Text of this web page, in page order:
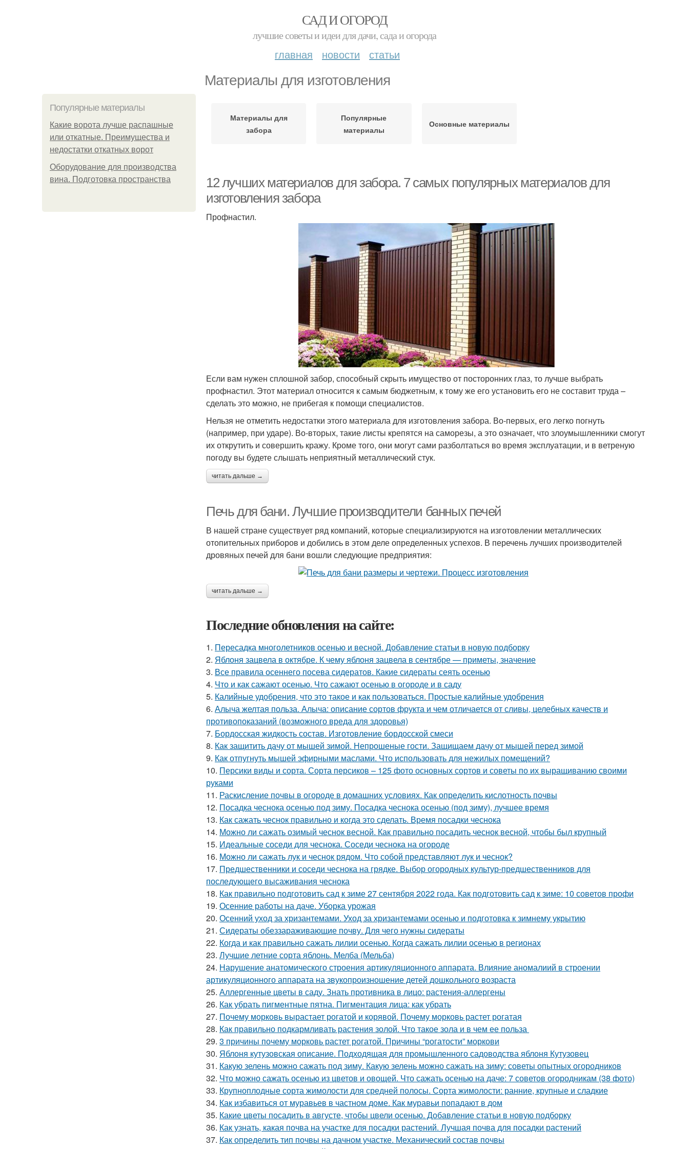
САД И ОГОРОД
лучшие советы и идеи для дачи, сада и огорода
главная новости статьи
Материалы для изготовления
Популярные материалы
Какие ворота лучше распашные
или откатные. Преимущества и
недостатки откатных ворот
Оборудование для производства
вина. Подготовка пространства
Материалы для
забора
Популярные
материалы
Основные материалы
12 лучших материалов для забора. 7 самых популярных материалов для
изготовления забора
Профнастил.
Если вам нужен сплошной забор, способный скрыть имущество от посторонних глаз, то лучше выбрать
профнастил. Этот материал относится к самым бюджетным, к тому же его установить его не составит труда –
сделать это можно, не прибегая к помощи специалистов.
Нельзя не отметить недостатки этого материала для изготовления забора. Во-первых, его легко погнуть
(например, при ударе). Во-вторых, такие листы крепятся на саморезы, а это означает, что злоумышленники смогут
их открутить и совершить кражу. Кроме того, они могут сами разболтаться во время эксплуатации, и в ветреную
погоду вы будете слышать неприятный металлический стук.
читать дальше →
Печь для бани. Лучшие производители банных печей
В нашей стране существует ряд компаний, которые специализируются на изготовлении металлических
отопительных приборов и добились в этом деле определенных успехов. В перечень лучших производителей
дровяных печей для бани вошли следующие предприятия:
читать дальше →
Последние обновления на сайте:
1. Пересадка многолетников осенью и весной. Добавление статьи в новую подборку
2. Яблоня зацвела в октябре. К чему яблоня зацвела в сентябре — приметы, значение
3. Все правила осеннего посева сидератов. Какие сидераты сеять осенью
4. Что и как сажают осенью. Что сажают осенью в огороде и в саду
5. Калийные удобрения, что это такое и как пользоваться. Простые калийные удобрения
6. Алыча желтая польза. Алыча: описание сортов фрукта и чем отличается от сливы, целебных качеств и
противопоказаний (возможного вреда для здоровья)
7. Бордосская жидкость состав. Изготовление бордосской смеси
8. Как защитить дачу от мышей зимой. Непрошеные гости. Защищаем дачу от мышей перед зимой
9. Как отпугнуть мышей эфирными маслами. Что использовать для нежилых помещений?
10. Персики виды и сорта. Сорта персиков – 125 фото основных сортов и советы по их выращиванию своими
руками
11. Раскисление почвы в огороде в домашних условиях. Как определить кислотность почвы
12. Посадка чеснока осенью под зиму. Посадка чеснока осенью (под зиму), лучшее время
13. Как сажать чеснок правильно и когда это сделать. Время посадки чеснока
14. Можно ли сажать озимый чеснок весной. Как правильно посадить чеснок весной, чтобы был крупный
15. Идеальные соседи для чеснока. Соседи чеснока на огороде
16. Можно ли сажать лук и чеснок рядом. Что собой представляют лук и чеснок?
17. Предшественники и соседи чеснока на грядке. Выбор огородных культур-предшественников для
последующего высаживания чеснока
18. Как правильно подготовить сад к зиме 27 сентября 2022 года. Как подготовить сад к зиме: 10 советов профи
19. Осенние работы на даче. Уборка урожая
20. Осенний уход за хризантемами. Уход за хризантемами осенью и подготовка к зимнему укрытию
21. Сидераты обеззараживающие почву. Для чего нужны сидераты
22. Когда и как правильно сажать лилии осенью. Когда сажать лилии осенью в регионах
23. Лучшие летние сорта яблонь. Мелба (Мельба)
24. Нарушение анатомического строения артикуляционного аппарата. Влияние аномалиий в строении
артикуляционного аппарата на звукопроизношение детей дошкольного возраста
25. Аллергенные цветы в саду. Знать противника в лицо: растения-аллергены
26. Как убрать пигментные пятна. Пигментация лица: как убрать
27. Почему морковь вырастает рогатой и корявой. Почему морковь растет рогатая
28. Как правильно подкармливать растения золой. Что такое зола и в чем ее польза
29. 3 причины почему морковь растет рогатой. Причины “рогатости” моркови
30. Яблоня кутузовская описание. Подходящая для промышленного садоводства яблоня Кутузовец
31. Какую зелень можно сажать под зиму. Какую зелень можно сажать на зиму: советы опытных огородников
32. Что можно сажать осенью из цветов и овощей. Что сажать осенью на даче: 7 советов огородникам (38 фото)
33. Крупноплодные сорта жимолости для средней полосы. Сорта жимолости: ранние, крупные и сладкие
34. Как избавиться от муравьев в частном доме. Как муравьи попадают в дом
35. Какие цветы посадить в августе, чтобы цвели осенью. Добавление статьи в новую подборку
36. Как узнать, какая почва на участке для посадки растений. Лучшая почва для посадки растений
37. Как определить тип почвы на дачном участке. Механический состав почвы